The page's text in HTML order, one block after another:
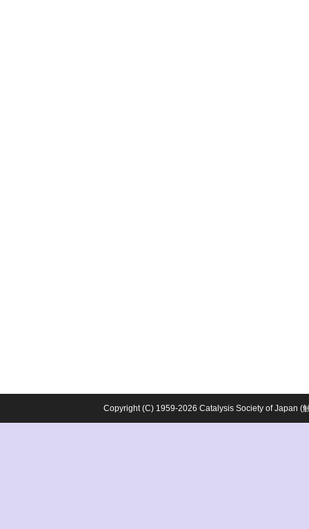
Copyright (C) 1959-2026 Catalysis Society of Japan (